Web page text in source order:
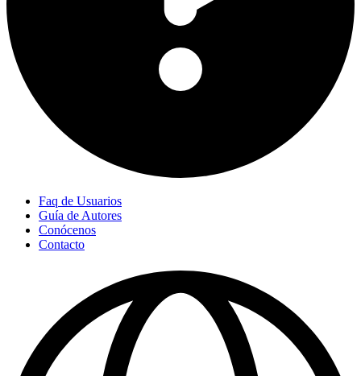
Faq de Usuarios
Guía de Autores
Conócenos
Contacto